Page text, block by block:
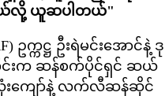
တယ်လို့ ယူဆပါတယ်"
ဥက္ကဋ္ဌ ဦးရဲမင်းအောင်နဲ့ ဒု
တိုင်းက ဆန်စက်ပိုင်ရှင် ဆယ်
လုံးကျော်နဲ့ လက်လီဆန်ဆိုင်